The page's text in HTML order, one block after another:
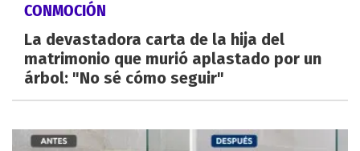
CONMOCIÓN
La devastadora carta de la hija del
matrimonio que murió aplastado por un
árbol: "No sé cómo seguir"